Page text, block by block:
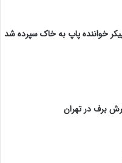
خواننده پاپ به خاک سپرده شد
برف در تهران